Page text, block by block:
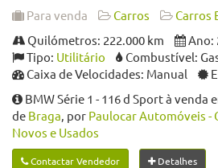
Para venda Carros
Carros
Quilómetros: 222.000 km
Ano:
Tipo: Utilitário
Combustível:
Caixa de Velocidades: Manual
BMW Série 1 - 116 d Sport à venda
de Braga, por Paulocar Automóveis -
Novos e Usados
Contactar Vendedor Detalhes